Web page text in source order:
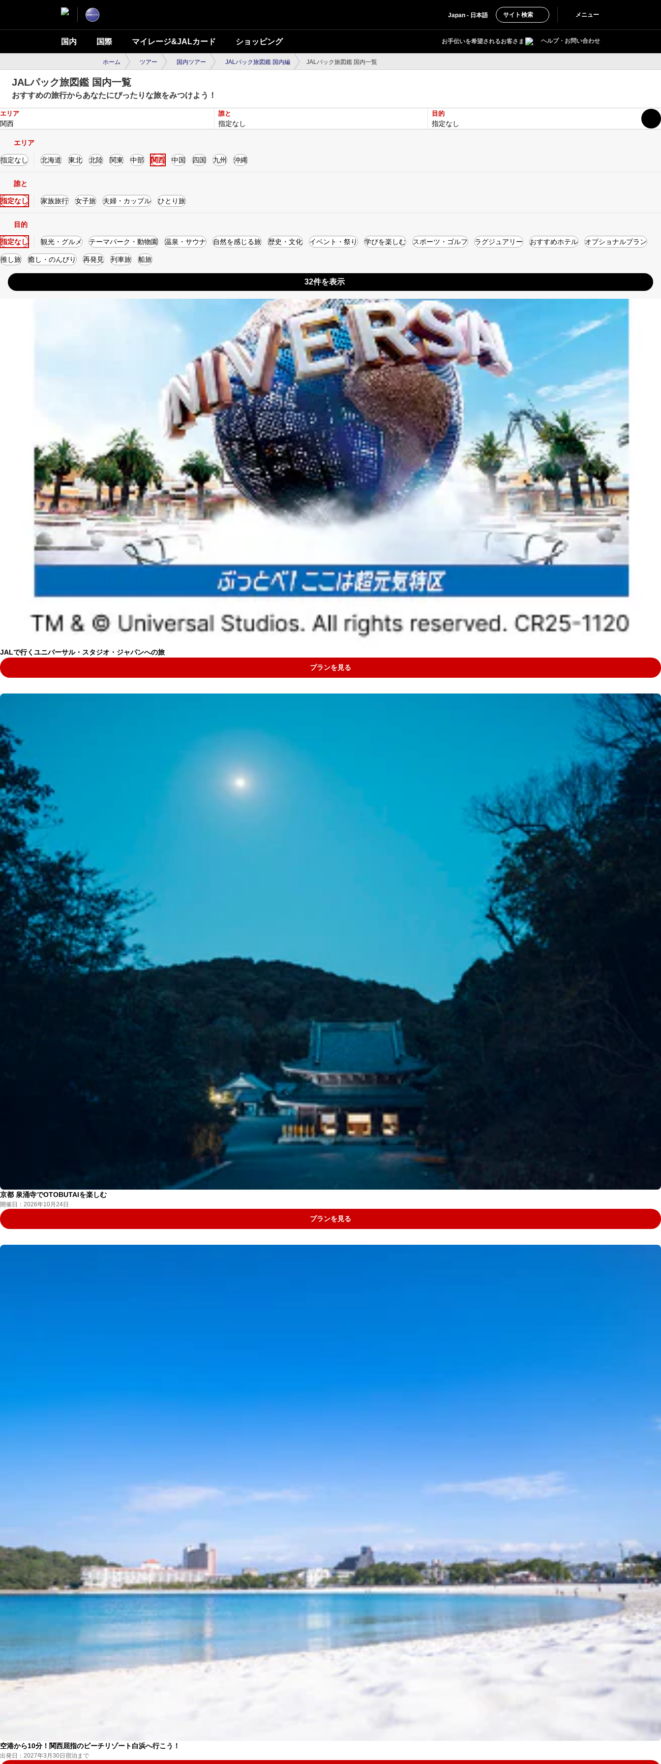
Japan - 日本語 サイト検索 メニュー
国内 国際 マイレージ&JALカード ショッピング お手伝いを希望されるお客さま ヘルプ・お問い合わせ
ホーム ツアー 国内ツアー JALパック旅図鑑 国内編 JALパック旅図鑑 国内一覧
JALパック旅図鑑 国内一覧
おすすめの旅行からあなたにぴったりな旅をみつけよう！
エリア
関西
誰と
指定なし
目的
指定なし
エリア
指定なし 北海道 東北 北陸 関東 中部 関西 中国 四国 九州 沖縄
誰と
指定なし 家族旅行 女子旅 夫婦・カップル ひとり旅
目的
指定なし 観光・グルメ テーマパーク・動物園 温泉・サウナ 自然を感じる旅 歴史・文化 イベント・祭り 学びを楽しむ スポーツ・ゴルフ ラグジュアリー おすすめホテル オプショナルプラン
推し旅 癒し・のんびり 再発見 列車旅 船旅
32件を表示
検索結果 32件
JALで行くユニバーサル・スタジオ・ジャパンへの旅
プランを見る
京都 泉涌寺でOTOBUTAIを楽しむ
開催日：2026年10月24日
プランを見る
空港から10分！関西屈指のビーチリゾート白浜へ行こう！
出発日：2027年3月30日宿泊まで